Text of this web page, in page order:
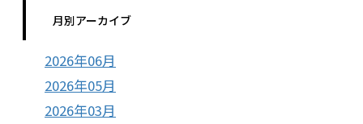
月別アーカイブ
2026年06月
2026年05月
2026年03月